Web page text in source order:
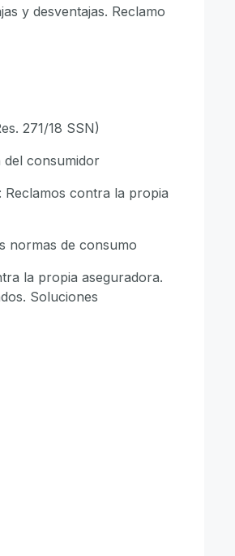
y desventajas. Reclamo
271/18 SSN)
del consumidor
Reclamos contra la propia
normas de consumo
la propia aseguradora.
Soluciones